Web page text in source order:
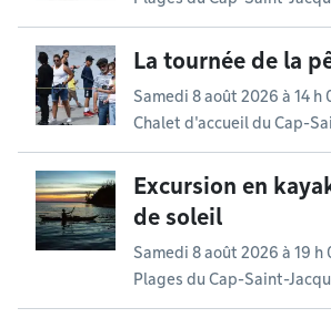
La tournée de la
Samedi 8 août 2026 à 14 h
Chalet d'accueil du Cap-
Excursion en
de soleil
Samedi 8 août 2026 à 19 h
Plages du Cap-Saint-